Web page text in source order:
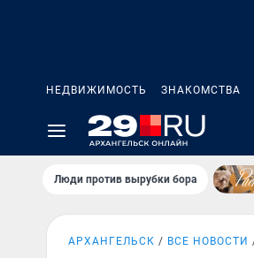
НЕДВИЖИМОСТЬ ЗНАКОМСТВА
Люди против вырубки бора
АРХАНГЕЛЬСК ВСЕ НОВОСТИ